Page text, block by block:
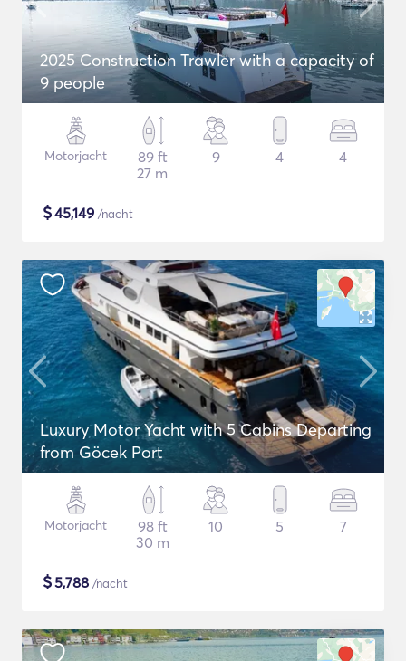
2025 Construction Trawler with a capacity of
9 people
Motorjacht
89 ft
27 m
9 4 4
$45,149 /nacht
Luxury Motor Yacht with 5 Cabins Departing
from Göcek Port
Motorjacht
98 ft
30 m
10 5 7
$5,788 /nacht